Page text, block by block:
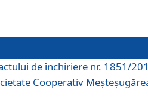
de închiriere nr. 1851/
Cooperativ